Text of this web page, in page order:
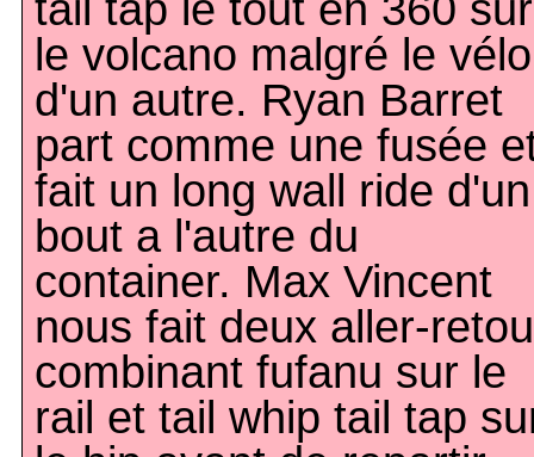
le volcano malgré le vélo
d'un autre. Ryan Barret
part comme une fusée
fait un long wall ride d'un
bout a l'autre du
container. Max Vincent
nous fait deux aller-
combinant fufanu sur le
rail et tail whip tail tap